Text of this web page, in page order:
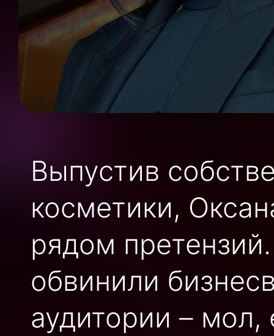
Выпустив
косметики,
рядом
обвинили
аудитории –